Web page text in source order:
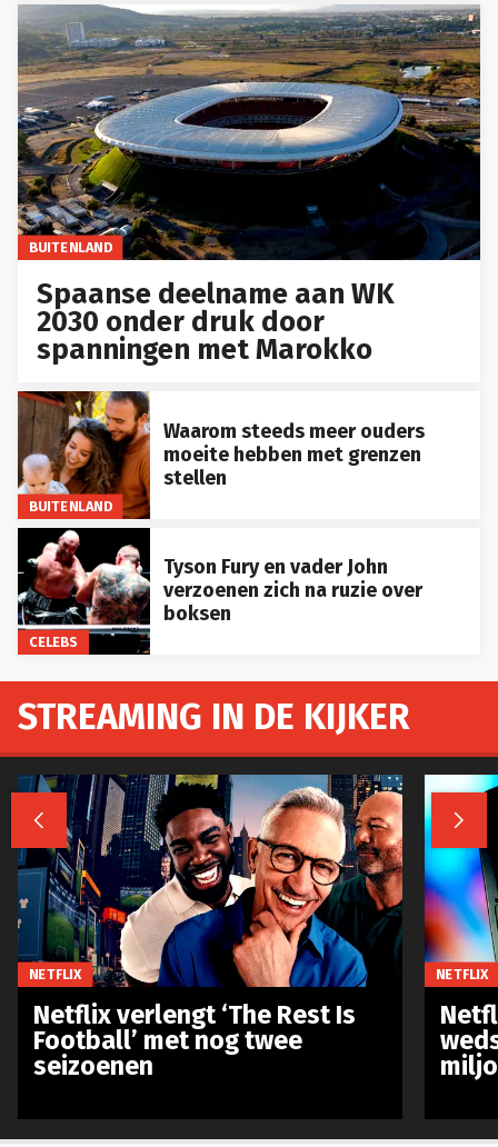
BUITENLAND
Spaanse deelname aan WK
2030 onder druk door
spanningen met Marokko
BUITENLAND
Waarom steeds meer ouders
moeite hebben met grenzen
stellen
CELEBS
Tyson Fury en vader John
verzoenen zich na ruzie over
boksen
STREAMING IN DE KIJKER
 
NETFLIX
Netflix verlengt ‘The Rest Is
Football’ met nog twee
seizoenen
NETFLIX